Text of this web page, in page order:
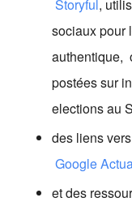
Storyful,
sociaux pour
authentique,
postées sur
elections au
des liens
Google
et des